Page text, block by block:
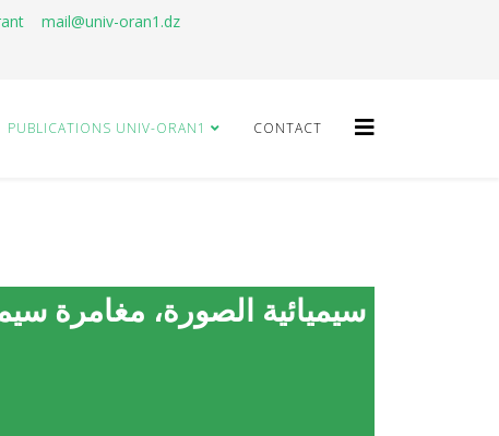
mail@univ-oran1.dz
PUBLICATIONS UNIV-ORAN1 CONTACT
سيميائية الصورة، مغامرة